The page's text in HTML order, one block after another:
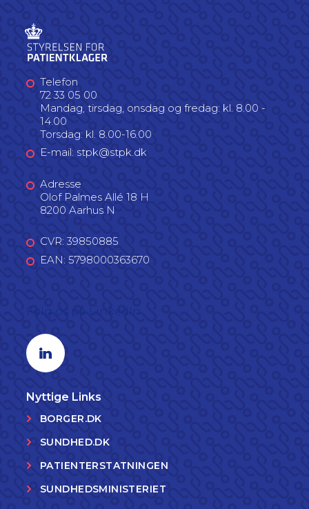
Telefon
72 33 05 00
Mandag, tirsdag, onsdag og fredag: kl. 8.00 -
14.00
Torsdag: kl. 8.00-16.00
E-mail: stpk@stpk.dk
Adresse
Olof Palmes Allé 18 H
8200 Aarhus N
CVR: 39850885
EAN: 5798000363670
Linkedin profil
Nyttige Links
BORGER.DK
SUNDHED.DK
PATIENTERSTATNINGEN
SUNDHEDSMINISTERIET